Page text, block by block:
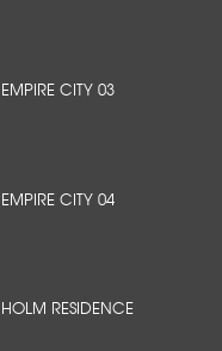
EMPIRE CITY 03
EMPIRE CITY 04
HOLM RESIDENCE